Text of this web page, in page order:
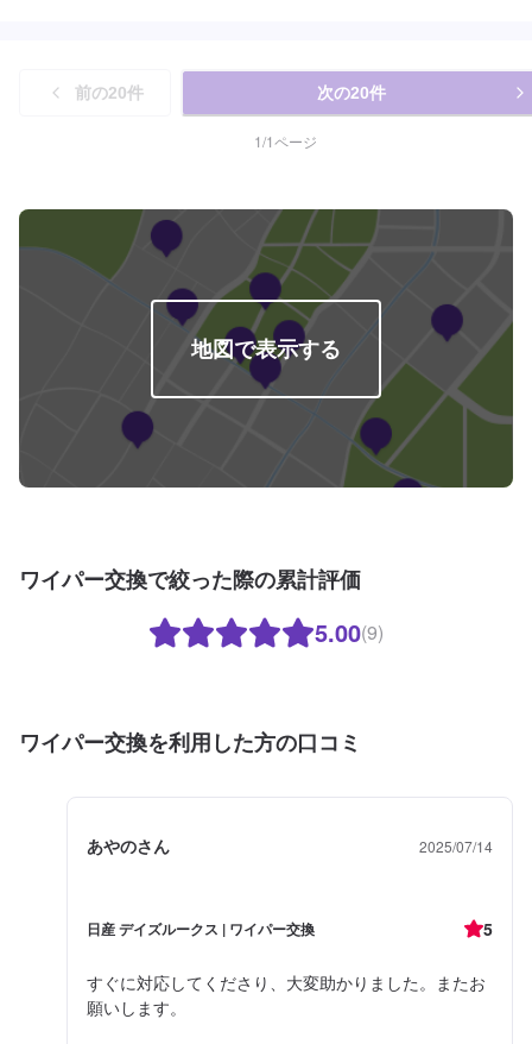
前の20件 次の20件
1/1ページ
地図で表示する
ワイパー交換で絞った際の累計評価
5.00(9)
ワイパー交換を利用した方の口コミ
あやのさん 2025/07/14
日産 デイズルークス | ワイパー交換 5
すぐに対応してくださり、大変助かりました。またお
願いします。